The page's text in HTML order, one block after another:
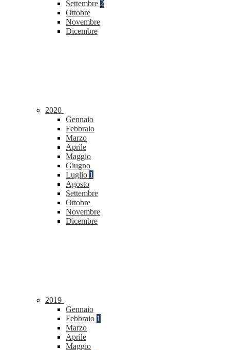
Settembre 2
Ottobre
Novembre
Dicembre
2020
Gennaio
Febbraio
Marzo
Aprile
Maggio
Giugno
Luglio 1
Agosto
Settembre
Ottobre
Novembre
Dicembre
2019
Gennaio
Febbraio 1
Marzo
Aprile
Maggio